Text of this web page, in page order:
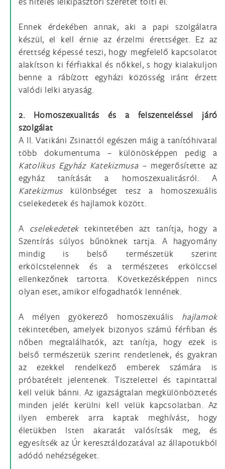
Ennek érdekében annak, aki a papi szolgálatra
készül, el kell érnie az érzelmi érett­séget. Ez az
érettség képessé teszi, hogy megfelelő kapcsolatot
alakítson ki férfiakkal és nőkkel, s hogy kialakuljon
benne a rábízott egyházi közösség iránt érzett
valódi lelki atyaság.
2. Homoszexualitás és a felszenteléssel járó
szolgálat
A II. Vatikáni Zsinattól egészen máig a tanítóhivatal
több dokumentuma – különös­képpen pedig a
Katolikus Egyház Katekizmusa– megerősítette az
egyház tanítását a homoszexualitásról. A
Katekizmus különbséget tesz a homoszexuális
cselekedetek és hajlamok között.
A cselekedetektekintetében azt tanítja, hogy a
Szentírás súlyos bűnöknek tartja. A hagyomány
mindig is belső természetük szerint
erkölcstelennek és a természetes erkölccsel
ellenkezőnek tartotta. Következésképpen nincs
olyan eset, amikor elfogadhatók lennének.
A mélyen gyökerező homoszexuális hajlamok
tekintetében, amelyek bizonyos számú férfiban és
nőben megtalálhatók, azt tanítja, hogy ezek is
belső természetük szerint rendetlenek, és gyakran
az ezekkel rendelkező emberek számára is
próbatételt jelentenek. Tisztelettel és tapintattal
kell velük bánni. Az igazságtalan megkülönböztetés
minden jelét kerülni kell velük kapcsolatban. Az
ilyen emberek arra kaptak meghívást, hogy
életükben Isten aka­ratát valósítsák meg, és
egyesítsék az Úr keresztáldozatával az állapotukból
adódó nehézségeket.